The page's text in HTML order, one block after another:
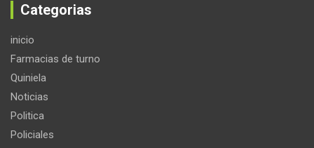
Categorias
inicio
Farmacias de turno
Quiniela
Noticias
Politica
Policiales